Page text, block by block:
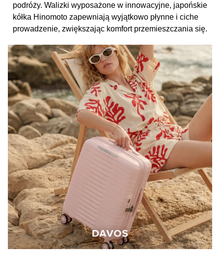
podróży. Walizki wyposażone w innowacyjne, japońskie
kółka Hinomoto zapewniają wyjątkowo płynne i ciche
prowadzenie, zwiększając komfort przemieszczania się.